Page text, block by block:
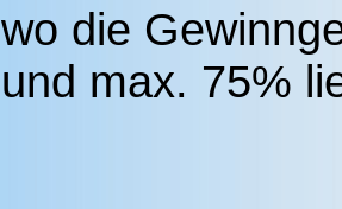
wo die
und max. 75%